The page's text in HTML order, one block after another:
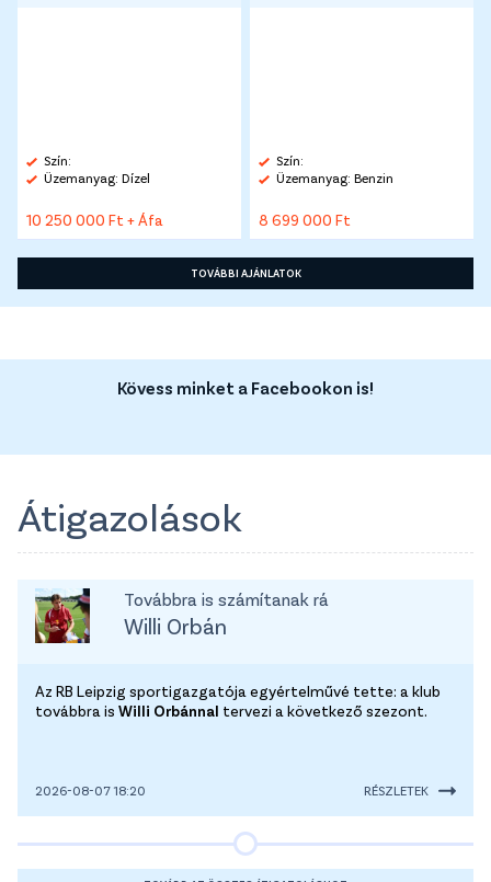
Szín:
Üzemanyag: Dízel
10 250 000 Ft + Áfa
Szín:
Üzemanyag: Benzin
8 699 000 Ft
TOVÁBBI AJÁNLATOK
Kövess minket a Facebookon is!
Átigazolások
Továbbra is számítanak rá
Willi Orbán
Az RB Leipzig sportigazgatója egyértelművé tette: a klub
továbbra is Willi Orbánnal tervezi a következő szezont.
2026-08-07 18:20 RÉSZLETEK